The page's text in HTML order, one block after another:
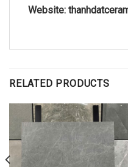
Website:
RELATED PRODUCTS